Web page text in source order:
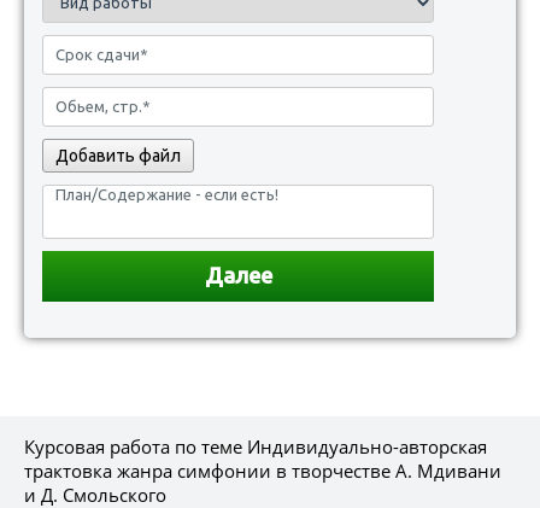
Добавить файл
Курсовая работа по теме Индивидуально-авторская
трактовка жанра симфонии в творчестве А. Мдивани
и Д. Смольского